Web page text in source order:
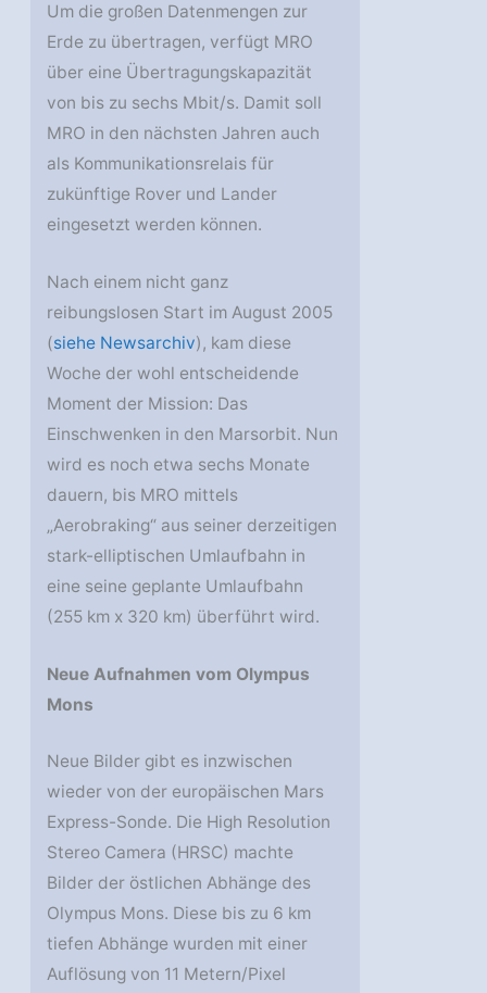
Um die großen Datenmengen zur
Erde zu übertragen, verfügt MRO
über eine Übertragungskapazität
von bis zu sechs Mbit/s. Damit soll
MRO in den nächsten Jahren auch
als Kommunikationsrelais für
zukünftige Rover und Lander
eingesetzt werden können.
Nach einem nicht ganz
reibungslosen Start im August 2005
(siehe Newsarchiv), kam diese
Woche der wohl entscheidende
Moment der Mission: Das
Einschwenken in den Marsorbit. Nun
wird es noch etwa sechs Monate
dauern, bis MRO mittels
„Aerobraking“ aus seiner derzeitigen
stark-elliptischen Umlaufbahn in
eine seine geplante Umlaufbahn
(255 km x 320 km) überführt wird.
Neue Aufnahmen vom Olympus
Mons
Neue Bilder gibt es inzwischen
wieder von der europäischen Mars
Express-Sonde. Die High Resolution
Stereo Camera (HRSC) machte
Bilder der östlichen Abhänge des
Olympus Mons. Diese bis zu 6 km
tiefen Abhänge wurden mit einer
Auflösung von 11 Metern/Pixel